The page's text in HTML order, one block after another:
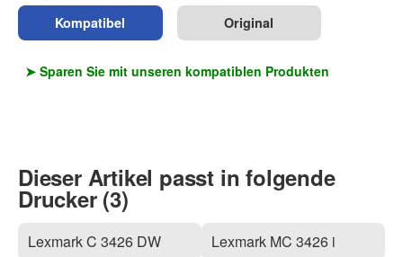
Kompatibel Original
➤ Sparen Sie mit unseren kompatiblen Produkten
Dieser Artikel passt in folgende
Drucker (3)
Lexmark C 3426 DW Lexmark MC 3426 i